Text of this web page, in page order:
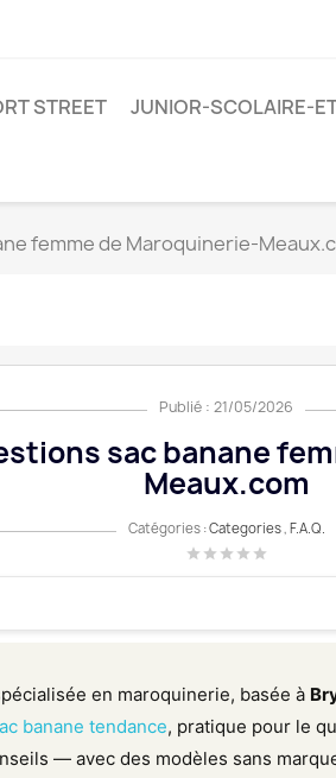
STREET JUNIOR-SCOLAIRE-
femme de Maroquinerie-
Publié : 21/05/2026
sac banane
Meaux.com
Catégories :Categories, F.A.Q.
star star star star star
banane femme avec style ?
actuelles pour les sacs banane
en maroquinerie, basée à
banane tendance, pratique pour le
— avec des modèles sans